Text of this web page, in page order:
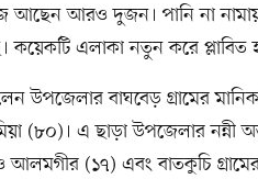
আছেন আরও দুজন। পানি না নামায়
কয়েকটি এলাকা নতুন করে প্লাবিত
উপজেলার বাঘবেড় গ্রামের
মিয়া (৮০)। এ ছাড়া উপজেলার
(১৭) এবং বাতকু‌চি